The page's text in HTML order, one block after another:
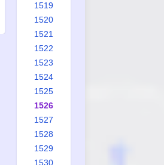
1519
1520
1521
1522
1523
1524
1525
1526
1527
1528
1529
1530